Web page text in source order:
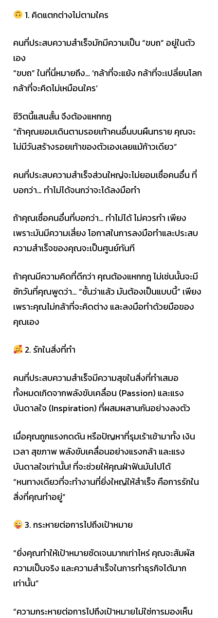
1. คิดแตกต่างไม่ตามใคร
คนที่ประสบความสำเร็จมักมีความเป็น “ขบถ” อยู่ในตัว
เอง
“ขบถ” ในที่นี่หมายถึง… ‘กล้าที่จะแย้ง กล้าที่จะเปลี่ยนโลก
กล้าที่จะคิดไม่เหมือนใคร’​
ชีวิตนี้แสนสั้น จึงต้องแหกกฎ
“ถ้าคุณยอมเดินตามรอยเท้าคนอื่นบนผืนทราย คุณจะ
ไม่มีวันสร้างรอยเท้าของตัวเองเลยแม้ก้าวเดียว”
คนที่ประสบความสำเร็จส่วนใหญ่จะไม่ยอมเชื่อคนอื่น ที่
บอกว่า… ทำไม่ได้จนกว่าจะได้ลงมือทำ
ถ้าคุณเชื่อคนอื่นที่บอกว่า… ทำไม่ได้ ไม่ควรทำ เพียง
เพราะมันมีความเสี่ยง โอกาสในการลงมือทำและประสบ
ความสำเร็จของคุณจะเป็นศูนย์ทันที
ถ้าคุณมีความคิดที่ดีกว่า คุณต้องแหกกฎ ไม่เช่นนั้นจะมี
ซักวันที่คุณพูดว่า… “ชั้นว่าแล้ว มันต้องเป็นแบบนี้” เพียง
เพราะคุณไม่กล้าที่จะคิดต่าง และลงมือทำด้วยมือของ
คุณเอง
2. รักในสิ่งที่ทำ
คนที่ประสบความสำเร็จมีความสุขในสิ่งที่ทำเสมอ
ทั้งหมดเกิดจากพลังขับเคลื่อน (Passion) และแรง
บันดาลใจ (Inspiration) ที่ผสมผสานกันอย่างลงตัว
เมื่อคุณถูกแรงกดดัน หรือปัญหาที่รุมเร้าเข้ามาทั้ง เงิน
เวลา สุขภาพ พลังขับเคลื่อนอย่างแรงกล้า และแรง
บันดาลใจเท่านั้น! ที่จะช่วยให้คุณฝ่าฟันมันไปได้
“หนทางเดียวที่จะทำงานที่ยิ่งใหญ่ให้สำเร็จ คือการรักใน
สิ่งที่คุณทำอยู่”
3. กระหายต่อการไปถึงเป้าหมาย
“ยิ่งคุณทำให้เป้าหมายชัดเจนมากเท่าไหร่ คุณจะสัมผัส
ความเป็นจริง และความสำเร็จในการทำธุรกิจได้มาก
เท่านั้น”
“ความกระหายต่อการไปถึงเป้าหมายไม่ใช่การมองเห็น